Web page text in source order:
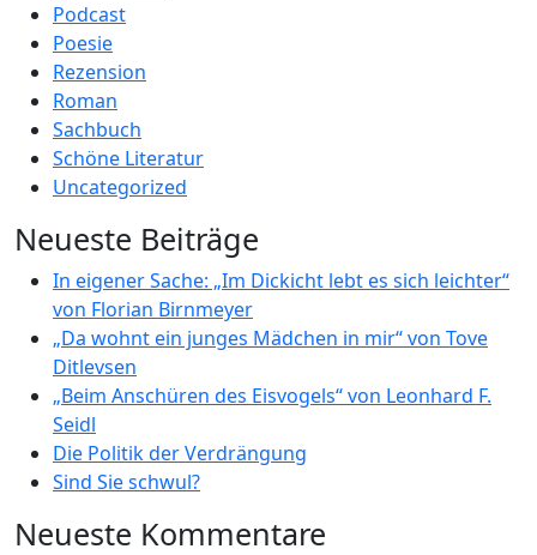
Podcast
Poesie
Rezension
Roman
Sachbuch
Schöne Literatur
Uncategorized
Neueste Beiträge
In eigener Sache: „Im Dickicht lebt es sich leichter“
von Florian Birnmeyer
„Da wohnt ein junges Mädchen in mir“ von Tove
Ditlevsen
„Beim Anschüren des Eisvogels“ von Leonhard F.
Seidl
Die Politik der Verdrängung
Sind Sie schwul?
Neueste Kommentare